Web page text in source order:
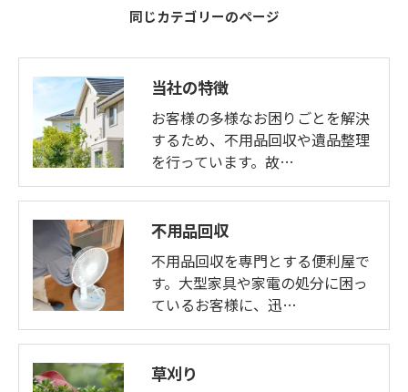
同じカテゴリーのページ
当社の特徴
お客様の多様なお困りごとを解決
するため、不用品回収や遺品整理
を行っています。故…
不用品回収
不用品回収を専門とする便利屋で
す。大型家具や家電の処分に困っ
ているお客様に、迅…
草刈り